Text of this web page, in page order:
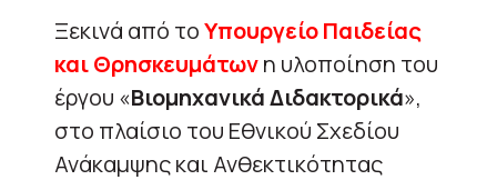
Ξεκινά από τοΥπουργείο Παιδείας
και Θρησκευμάτωνη υλοποίηση του
έργου «Βιομηχανικά Διδακτορικά»,
στο πλαίσιο του Εθνικού Σχεδίου
Ανάκαμψης και Ανθεκτικότητας